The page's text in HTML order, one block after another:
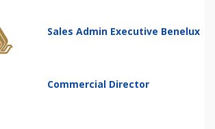
Sales Admin Executive Benelux
Commercial Director